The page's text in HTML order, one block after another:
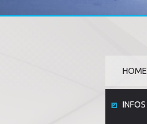
HOME
INFOS